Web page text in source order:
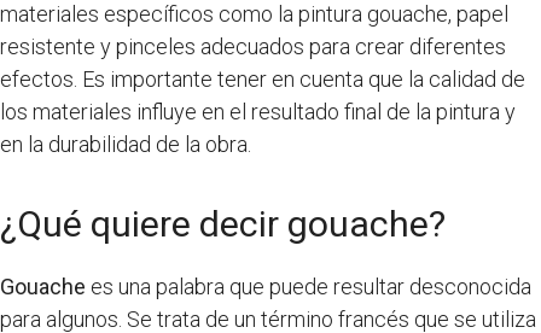
materiales específicos como la pintura gouache, papel
resistente y pinceles adecuados para crear diferentes
efectos. Es importante tener en cuenta que la calidad de
los materiales influye en el resultado final de la pintura y
en la durabilidad de la obra.
¿Qué quiere decir gouache?
Gouache es una palabra que puede resultar desconocida
para algunos. Se trata de un término francés que se utiliza